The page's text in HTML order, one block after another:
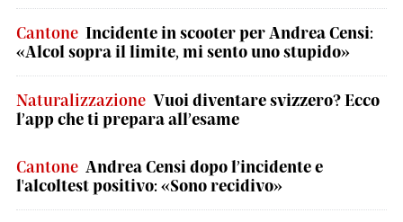
Cantone Incidente in scooter per Andrea Censi:
«Alcol sopra il limite, mi sento uno stupido»
Naturalizzazione Vuoi diventare svizzero? Ecco
l’app che ti prepara all’esame
Cantone Andrea Censi dopo l’incidente e
l'alcoltest positivo: «Sono recidivo»